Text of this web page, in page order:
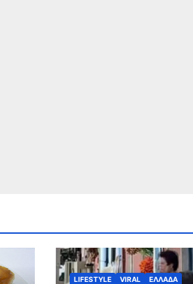
LIFESTYLE VIRAL ΕΛΛΑΔΑ